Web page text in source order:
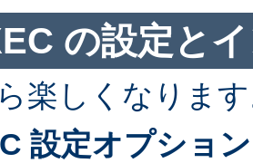
の設定と
楽しくなりま
設定オプション